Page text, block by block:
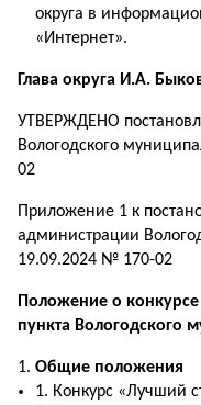
округа в
«Интернет».
Глава округа И.А.
УТВЕРЖДЕНО
Вологодского
02
Приложение 1 к
администрации
19.09.2024 № 170-02
Положение о
пункта Вологодского
Общие положения
1. Конкурс «Лучший